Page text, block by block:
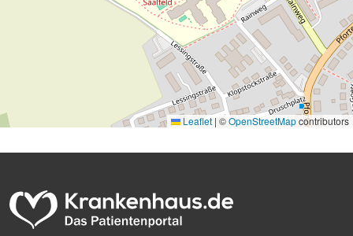
Leaflet | ©OpenStreetMapcontributors